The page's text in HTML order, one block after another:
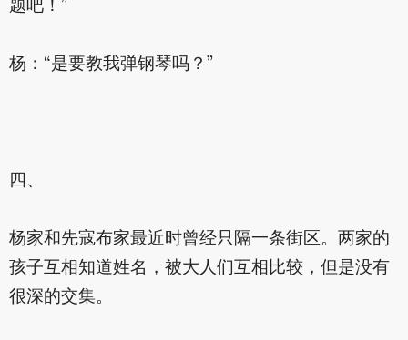
题吧！”
杨：“是要教我弹钢琴吗？”
四、
杨家和先寇布家最近时曾经只隔一条街区。两家的
孩子互相知道姓名，被大人们互相比较，但是没有
很深的交集。